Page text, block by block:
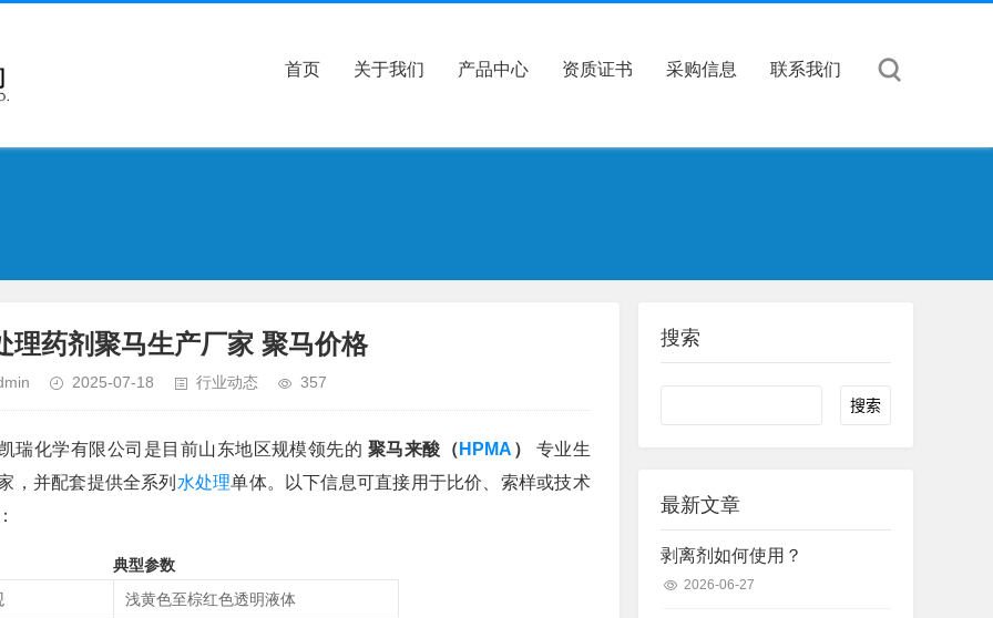
首页 关于我们 产品中心 资质证书 采购信息 联系我们
理药剂聚马生产厂家 聚马价格
2025-07-18 行业动态 357
瑞化学有限公司是目前山东地区规模领先的 聚马来酸（ HPMA ）
专业生
，并配套提供全系列 水处理单体。以下信息可直接用于比价、索样或技术
典型参数
浅黄色至棕红色透明液体
搜索
Search
最新文章
剥离剂如何使用？
2026-06-27